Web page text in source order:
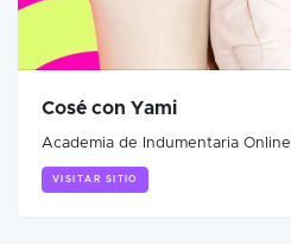
Cosé con Yami
Academia de Indumentaria Online
VISITAR SITIO